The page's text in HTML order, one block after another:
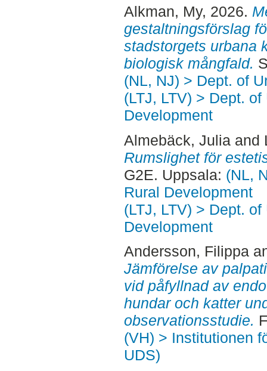
Alkman, My, 2026.
gestaltningsförslag
stadstorgets urbana
biologisk mångfald.
(NL, NJ) > Dept. of
(LTJ, LTV) > Dept.
Development
Almebäck, Juliaand
Rumslighet för
G2E. Uppsala: (NL,
Rural Development
(LTJ, LTV) > Dept.
Development
Andersson, Filippa
Jämförelse av
vid påfyllnad av
hundar och katter
observationsstudie.
(VH) > Institutionen
UDS)